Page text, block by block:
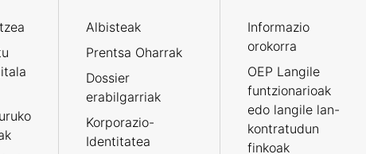
Albisteak
Prentsa Oharrak
Dossier
erabilgarriak
Korporazio-
Identitatea
Informazio
orokorra
OEP Langile
funtzionarioak
edo langile lan-
kontratudun
finkoak